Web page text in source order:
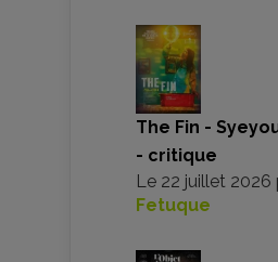
The Fin -
- critique
Le 22 juillet 2026
Fetuque